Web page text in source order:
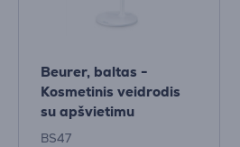
Beurer, baltas -
Kosmetinis veidrodis
su apšvietimu
BS47